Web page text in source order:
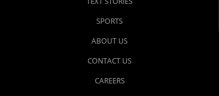
SPORTS
ABOUT US
CONTACT US
CAREERS